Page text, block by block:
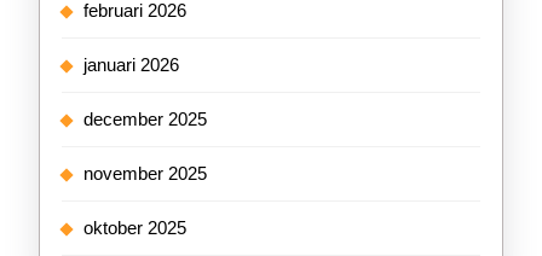
februari 2026
januari 2026
december 2025
november 2025
oktober 2025